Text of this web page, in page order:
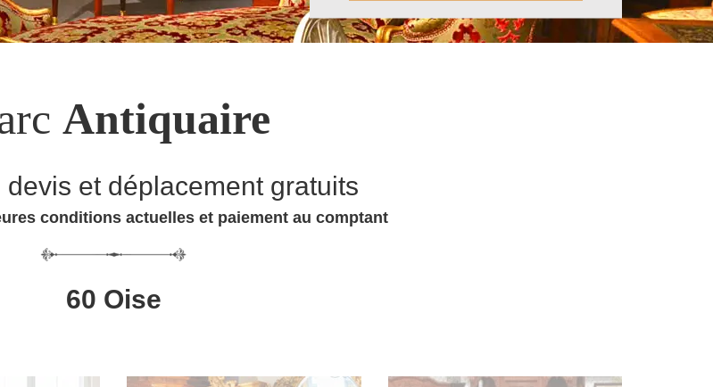
Antiquaire
devis et déplacement gratuits
conditions actuelles et paiement au comptant
60 Oise